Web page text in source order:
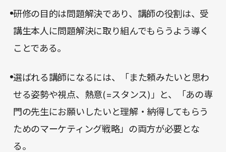
研修の目的は問題解決であり、講師の役割は、受
講生本人に問題解決に取り組んでもらうよう導く
ことである。
選ばれる講師になるには、「また頼みたいと思わ
せる姿勢や視点、熱意(=スタンス)」と、「あの専
門の先生にお願いしたいと理解・納得してもらう
ためのマーケティング戦略」の両方が必要とな
る。